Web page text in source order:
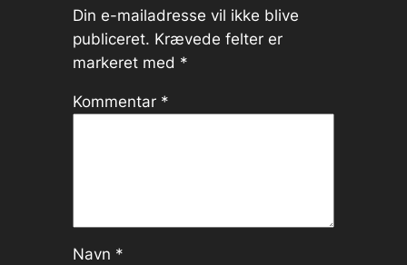
Din e-mailadresse vil ikke blive
publiceret. Krævede felter er
markeret med *
Kommentar *
Navn *